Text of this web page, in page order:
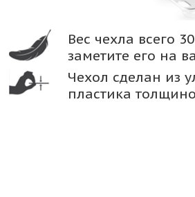
Вес чехла всего
заметите его на
Чехол сделан из
пластика